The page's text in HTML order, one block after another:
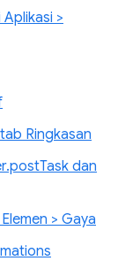
>
Ringkasan
dan
> Gaya